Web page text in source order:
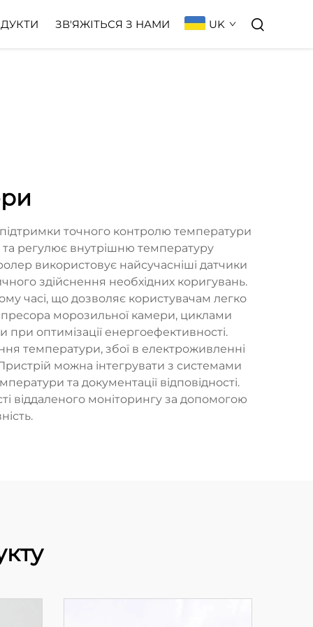
ЗВ'ЯЖІТЬСЯ З НАМИ UK
точного контролю температури
регулює внутрішню температуру
використовує найсучасніші датчики
здійснення необхідних коригувань.
часі, що дозволяє користувачам легко
морозильної камери, циклами
оптимізації енергоефективності.
температури, збої в електроживленні
можна інтегрувати з системами
та документації відповідності.
віддаленого моніторингу за допомогою